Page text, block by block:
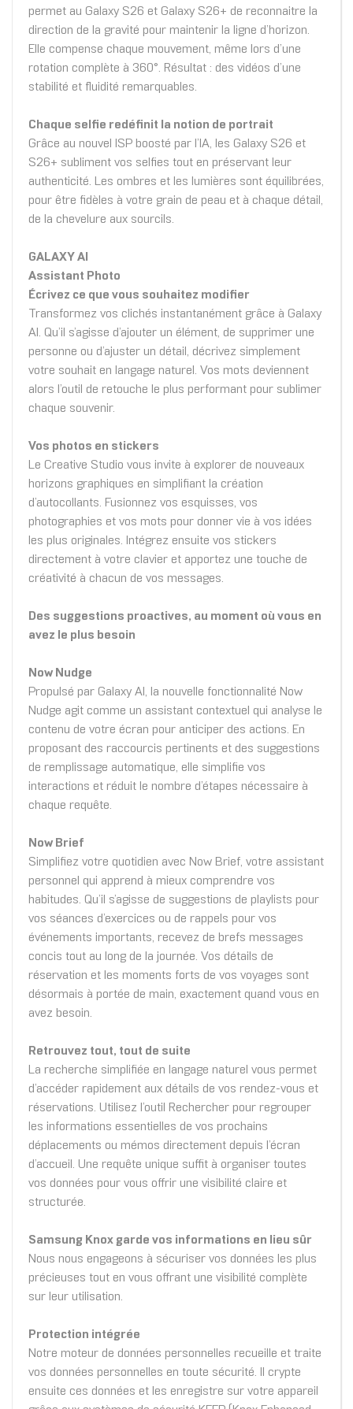
permet au Galaxy S26 et Galaxy S26+ de reconnaitre la
direction de la gravité pour maintenir la ligne d’horizon.
Elle compense chaque mouvement, même lors d’une
rotation complète à 360°. Résultat : des vidéos d’une
stabilité et fluidité remarquables.
Chaque selfie redéfinit la notion de portrait
Grâce au nouvel ISP boosté par l’IA, les Galaxy S26 et
S26+ subliment vos selfies tout en préservant leur
authenticité. Les ombres et les lumières sont équilibrées,
pour être fidèles à votre grain de peau et à chaque détail,
de la chevelure aux sourcils.
GALAXY AI
Assistant Photo
Écrivez ce que vous souhaitez modifier
Transformez vos clichés instantanément grâce à Galaxy
AI. Qu’il s’agisse d’ajouter un élément, de supprimer une
personne ou d’ajuster un détail, décrivez simplement
votre souhait en langage naturel. Vos mots deviennent
alors l’outil de retouche le plus performant pour sublimer
chaque souvenir.
Vos photos en stickers
Le Creative Studio vous invite à explorer de nouveaux
horizons graphiques en simplifiant la création
d’autocollants. Fusionnez vos esquisses, vos
photographies et vos mots pour donner vie à vos idées
les plus originales. Intégrez ensuite vos stickers
directement à votre clavier et apportez une touche de
créativité à chacun de vos messages.
Des suggestions proactives, au moment où vous en
avez le plus besoin
Now Nudge
Propulsé par Galaxy AI, la nouvelle fonctionnalité Now
Nudge agit comme un assistant contextuel qui analyse le
contenu de votre écran pour anticiper des actions. En
proposant des raccourcis pertinents et des suggestions
de remplissage automatique, elle simplifie vos
interactions et réduit le nombre d’étapes nécessaire à
chaque requête.
Now Brief
Simplifiez votre quotidien avec Now Brief, votre assistant
personnel qui apprend à mieux comprendre vos
habitudes. Qu’il s’agisse de suggestions de playlists pour
vos séances d’exercices ou de rappels pour vos
événements importants, recevez de brefs messages
concis tout au long de la journée. Vos détails de
réservation et les moments forts de vos voyages sont
désormais à portée de main, exactement quand vous en
avez besoin.
Retrouvez tout, tout de suite
La recherche simplifiée en langage naturel vous permet
d’accéder rapidement aux détails de vos rendez-vous et
réservations. Utilisez l’outil Rechercher pour regrouper
les informations essentielles de vos prochains
déplacements ou mémos directement depuis l’écran
d’accueil. Une requête unique suffit à organiser toutes
vos données pour vous offrir une visibilité claire et
structurée.
Samsung Knox garde vos informations en lieu sûr
Nous nous engageons à sécuriser vos données les plus
précieuses tout en vous offrant une visibilité complète
sur leur utilisation.
Protection intégrée
Notre moteur de données personnelles recueille et traite
vos données personnelles en toute sécurité. Il crypte
ensuite ces données et les enregistre sur votre appareil